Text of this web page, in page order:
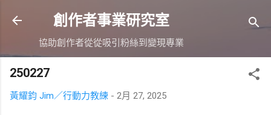
跳到主要內容
創作者事業研究室
協助創作者從從吸引粉絲到變現專業
250227
黃耀鈞 Jim／行動力教練 - 2月 27, 2025